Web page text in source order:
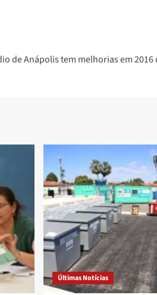
de Anápolis tem melhorias em 2016
Últimas Notícias